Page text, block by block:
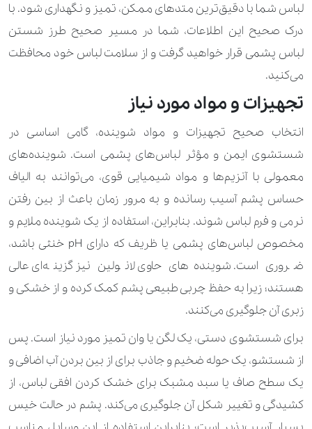
لباس شما با دقیق‌ترین متدهای ممکن، تمیز و نگهداری شود. با
درک صحیح این اطلاعات، شما در مسیر صحیح طرز شستن
لباس پشمی قرار خواهید گرفت و از سلامت لباس خود محافظت
می‌کنید.
تجهیزات و مواد مورد نیاز
انتخاب صحیح تجهیزات و مواد شوینده، گامی اساسی در
شستشوی ایمن و مؤثر لباس‌های پشمی است. شوینده‌های
معمولی با آنزیم‌ها و مواد شیمیایی قوی، می‌توانند به الیاف
حساس پشم آسیب رسانده و به مرور زمان باعث از بین رفتن
نرمی و فرم لباس شوند. بنابراین، استفاده از یک شوینده ملایم و
مخصوص لباس‌های پشمی یا ظریف که دارای pH خنثی باشد،
ضروری است. شوینده‌های حاوی لانولین نیز گزینه‌ای عالی
هستند؛ زیرا به حفظ چربی طبیعی پشم کمک کرده و از خشکی و
زبری آن جلوگیری می‌کنند.
برای شستشوی دستی، یک لگن یا وان تمیز مورد نیاز است. پس
از شستشو، یک حوله ضخیم و جاذب برای از بین بردن آب اضافی و
یک سطح صاف یا سبد مشبک برای خشک کردن افقی لباس، از
کشیدگی و تغییر شکل آن جلوگیری می‌کند. پشم در حالت خیس